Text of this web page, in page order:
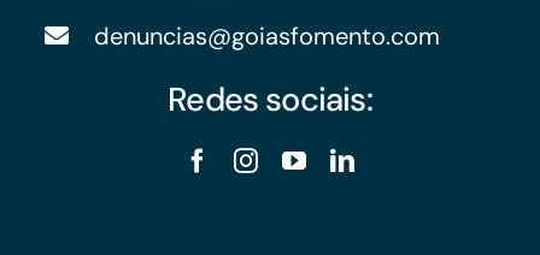
denuncias@goiasfomento.com
Redes sociais: